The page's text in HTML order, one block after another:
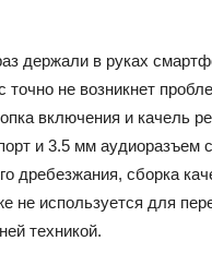
держали в руках
точно не возникнет
включения и качель
и 3.5 мм
дребезжания, сборка
не используется для
техникой.